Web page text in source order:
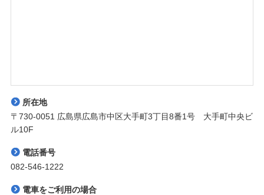
所在地
〒730-0051 広島県広島市中区大手町3丁目8番1号 大手町中央ビ
ル10F
電話番号
082-546-1222
電車をご利用の場合